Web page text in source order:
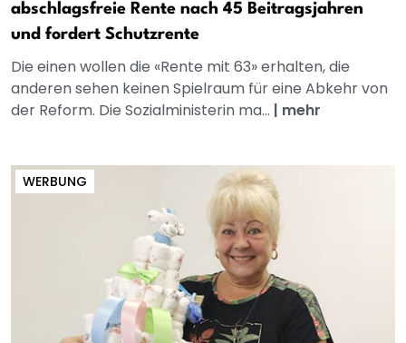
abschlagsfreie Rente nach 45 Beitragsjahren
und fordert Schutzrente
Die einen wollen die «Rente mit 63» erhalten, die
anderen sehen keinen Spielraum für eine Abkehr von
der Reform. Die Sozialministerin ma... | mehr
WERBUNG